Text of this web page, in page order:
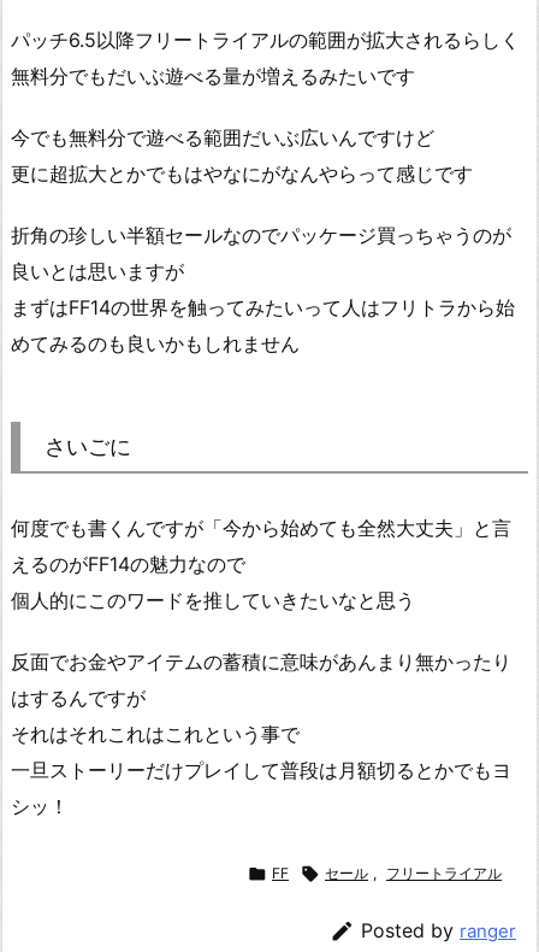
パッチ6.5以降フリートライアルの範囲が拡大されるらしく
無料分でもだいぶ遊べる量が増えるみたいです
今でも無料分で遊べる範囲だいぶ広いんですけど
更に超拡大とかでもはやなにがなんやらって感じです
折角の珍しい半額セールなのでパッケージ買っちゃうのが
良いとは思いますが
まずはFF14の世界を触ってみたいって人はフリトラから始
めてみるのも良いかもしれません
さいごに
何度でも書くんですが「今から始めても全然大丈夫」と言
えるのがFF14の魅力なので
個人的にこのワードを推していきたいなと思う
反面でお金やアイテムの蓄積に意味があんまり無かったり
はするんですが
それはそれこれはこれという事で
一旦ストーリーだけプレイして普段は月額切るとかでもヨ
シッ！
 FF  セール , フリートライアル
 Posted by ranger